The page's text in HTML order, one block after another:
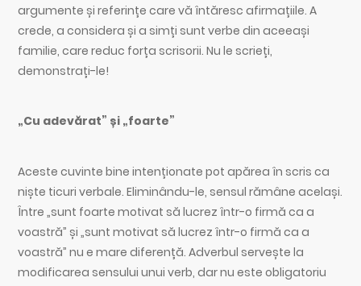
argumente și referințe care vă întăresc afirmațiile. A
crede, a considera și a simți sunt verbe din aceeași
familie, care reduc forța scrisorii. Nu le scrieți,
demonstrați-le!
„Cu adevărat” și „foarte”
Aceste cuvinte bine intenționate pot apărea în scris ca
niște ticuri verbale. Eliminându-le, sensul rămâne același.
Între „sunt foarte motivat să lucrez într-o firmă ca a
voastră” și „sunt motivat să lucrez într-o firmă ca a
voastră” nu e mare diferență. Adverbul servește la
modificarea sensului unui verb, dar nu este obligatoriu